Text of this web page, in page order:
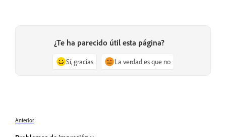
¿Te ha parecido útil esta página?
Sí, gracias La verdad es que no
Anterior